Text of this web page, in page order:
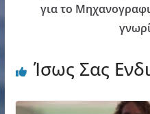
για το
Ίσως Σας